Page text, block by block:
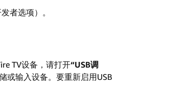
发者选项）。
TV设备，请打开“USB调
或输入设备。要重新启用USB